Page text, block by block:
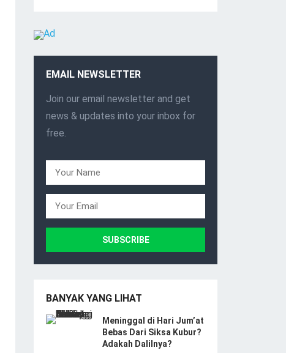
EMAIL NEWSLETTER
Join our email newsletter and get
news & updates into your inbox for
free.
BANYAK YANG LIHAT
Meninggal di Hari Jum’at
Bebas Dari Siksa Kubur?
Adakah Dalilnya?